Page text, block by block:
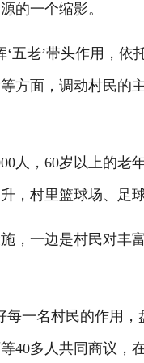
的一个缩影。
老’带头作用，依
方面，调动村民的
，60岁以上的老
，村里篮球场、足
一边是村民对丰
一名村民的作用，
40多人共同商议，